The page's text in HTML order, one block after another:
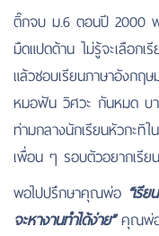
ติ๊กจบ ม.6 ตอนปี 2000
มืดแปดด้าน ไม่รู้จะเลือก
แล้วชอบเรียนภาษาอังก
หมอฟัน วิศวะ กันหมด บา
ท่ามกลางนักเรียนหัวกะทิ
เพื่อน ๆ รอบตัวอยากเรีย
พอไปปรึกษาคุณพ่อ “เรี
จะหางานทำได้ง่าย”คุณพ่อ